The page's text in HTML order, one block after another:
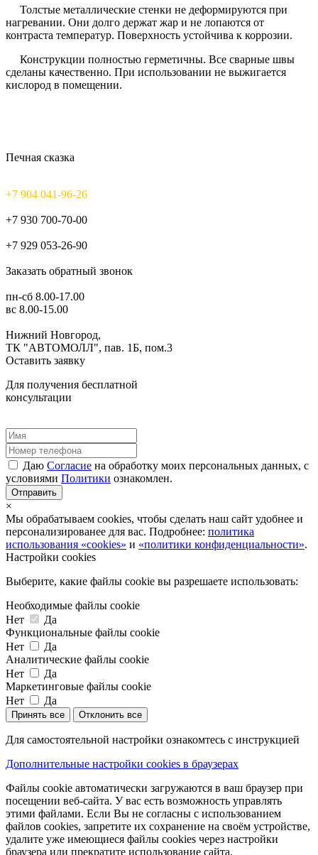
Толстые металлические стенки не деформируются при
нагревании. Они долго держат жар и не лопаются от
контраста температур. Поверхность устойчива к коррозии.
Конструкции полностью герметичны. Все сварные швы
сделаны качественно. При использовании не выжигается
кислород в помещении.
Печная сказка
+7 904 041-96-26
+7 930 700-70-00
+7 929 053-26-90
Заказать обратный звонок
пн-сб 8.00-17.00
вс 8.00-15.00
Нижний Новгород,
ТК "АВТОМОЛЛ", пав. 1Б, пом.3
Оставить заявку
Для получения бесплатной
консультации
Даю Согласие на обработку моих персональных данных, с
условиями Политики ознакомлен.
Отправить
×
Мы обрабатываем cookies, чтобы сделать наш сайт удобнее и
персонализированее для вас. Подробнее: политика
использования «cookies» и «политики конфиденциальности».
Настройки cookies
Выберите, какие файлы cookie вы разрешаете использовать:
Необходимые файлы cookie
Нет
Да
Функциональные файлы cookie
Нет
Да
Аналитические файлы cookie
Нет
Да
Маркетинговые файлы cookie
Нет
Да
Принять все Отклонить все
Для самостоятельной настройки ознакомтесь с инструкцией
Дополнительные настройки cookies в браузерах
Файлы cookie автоматически загружаются в ваш браузер при
посещении веб-сайта. У вас есть возможность управлять
этими файлами. Если Вы не согласны с использованием
файлов cookies, запретите их сохранение на своём устройстве,
удалите уже имеющиеся файлы cookies через настройки
браузера или прекратите использование сайта.